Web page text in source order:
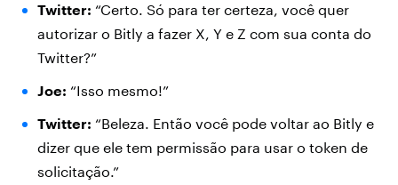
Twitter: “Certo. Só para ter certeza, você quer
autorizar o Bitly a fazer X, Y e Z com sua conta do
Twitter?”
Joe: “Isso mesmo!”
Twitter: “Beleza. Então você pode voltar ao Bitly e
dizer que ele tem permissão para usar o token de
solicitação.”